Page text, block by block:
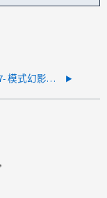
无法删除 7- 模式幻影卷 " 此操作在 7- 模式卷“卷 0 ”上不受支持 "